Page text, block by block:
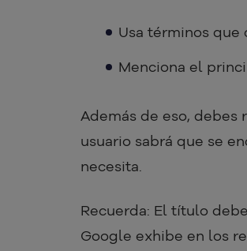
Usa términos que
Menciona el
Además de eso,
usuario sabrá que se
necesita.
Recuerda: El título
Google exhibe en los